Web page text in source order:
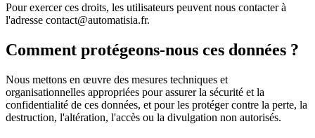
Pour exercer ces droits, les utilisateurs peuvent nous contacter à
l'adresse contact@automatisia.fr.
Comment protégeons-nous ces données ?
Nous mettons en œuvre des mesures techniques et
organisationnelles appropriées pour assurer la sécurité et la
confidentialité de ces données, et pour les protéger contre la perte, la
destruction, l'altération, l'accès ou la divulgation non autorisés.